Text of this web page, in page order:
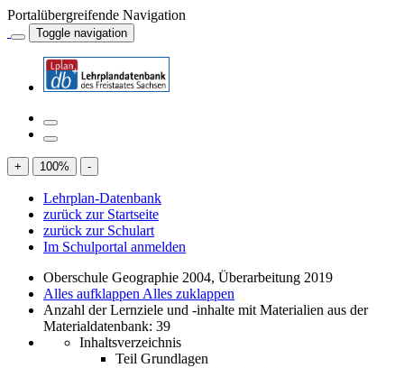
Portalübergreifende Navigation
Toggle navigation
+ 100% -
Lehrplan-Datenbank
zurück zur Startseite
zurück zur Schulart
Im Schulportal anmelden
Oberschule Geographie 2004, Überarbeitung 2019
Alles aufklappen Alles zuklappen
Anzahl der Lernziele und -inhalte mit Materialien aus der
Materialdatenbank: 39
Inhaltsverzeichnis
Teil Grundlagen